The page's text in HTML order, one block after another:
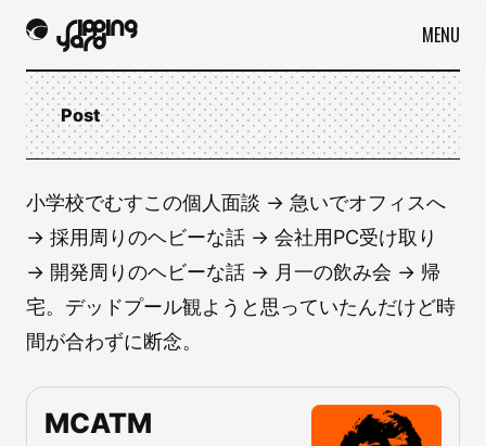
MENU
Post
小学校でむすこの個人面談 → 急いでオフィスへ
→ 採用周りのヘビーな話 → 会社用PC受け取り
→ 開発周りのヘビーな話 → 月一の飲み会 → 帰
宅。デッドプール観ようと思っていたんだけど時
間が合わずに断念。
MCATM